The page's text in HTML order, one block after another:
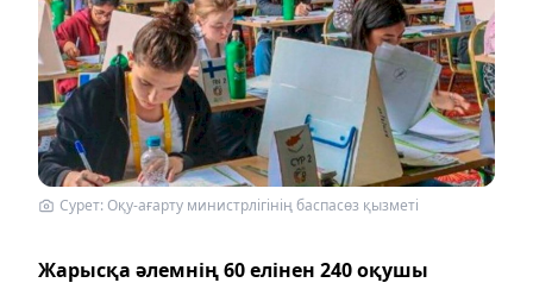
Сурет: Оқу-ағарту министрлігінің баспасөз қызметі
Жарысқа әлемнің 60 елінен 240 оқушы